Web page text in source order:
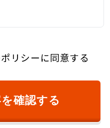
その他の目的に利用す
ご提供およびその対
リシーに同意する
確認する